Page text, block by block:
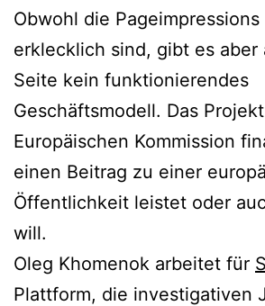
Obwohl die Pageimpressions
erklecklich sind, gibt es aber
Seite kein funktionierendes
Geschäftsmodell. Das
Europäischen Kommission
einen Beitrag zu einer
Öffentlichkeit leistet oder
will.
Oleg Khomenok arbeitet für
Plattform, die investigativen